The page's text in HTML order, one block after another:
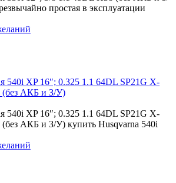
простая в эксплуатации
540i XP 16″; 0.325 1.1 64DL SP21G X-
(без АКБ и З/У)
540i XP 16″; 0.325 1.1 64DL SP21G X-
АКБ и З/У) купить Husqvarna 540i